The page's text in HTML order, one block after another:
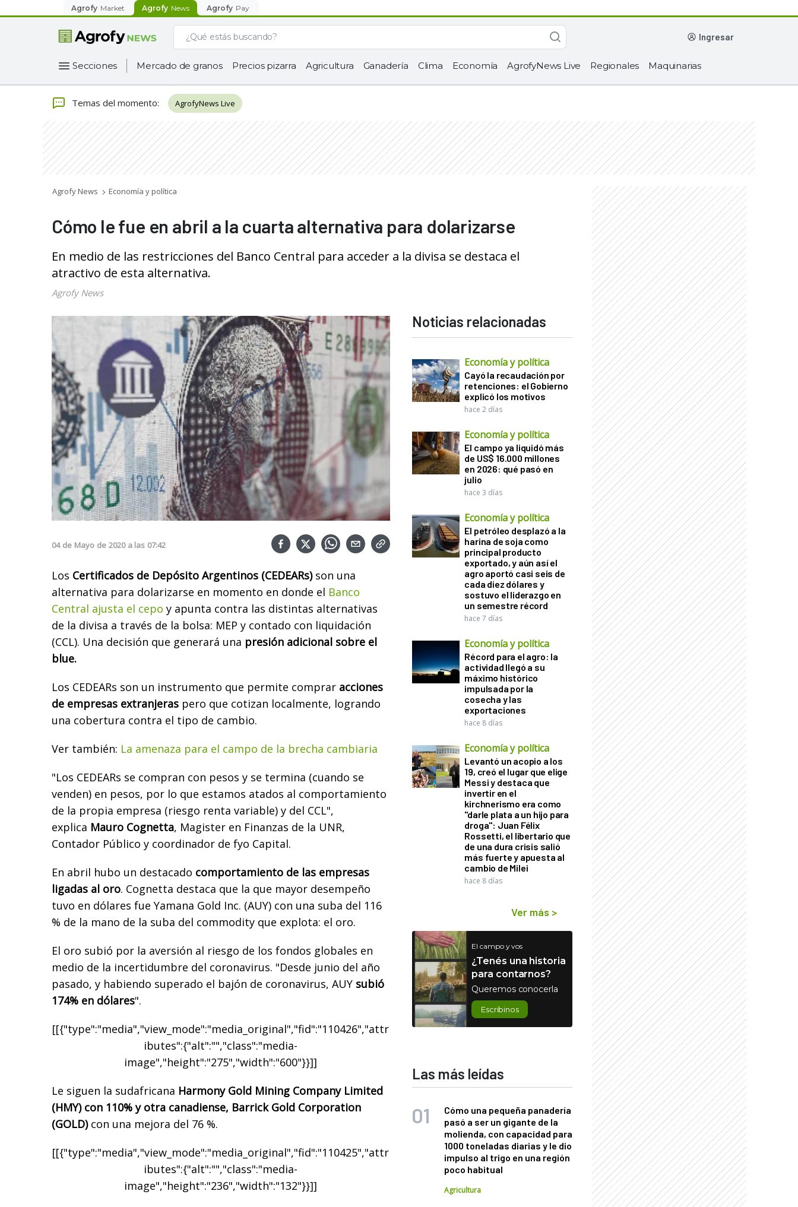
Agrofy Market Agrofy News Agrofy Pay
ingresar
Secciones Mercado de granos Precios pizarra Agricultura Ganadería Clima Economía AgrofyNews Live Regionales Maquinarias
Temas del momento: AgrofyNews Live
Agrofy News Economía y política
Cómo le fue en abril a la cuarta alternativa para dolarizarse
En medio de las restricciones del Banco Central para acceder a la divisa se destaca el
atractivo de esta alternativa.
Agrofy News
04 de Mayo de 2020 a las 07:42
Los Certificados de Depósito Argentinos (CEDEARs)son una
alternativa para dolarizarse en momento en donde el Banco
Central ajusta el cepo y apunta contra las distintas alternativas
de la divisa a través de la bolsa: MEP y contado con liquidación
(CCL). Una decisión que generará una presión adicional sobre el
blue.
Los CEDEARs son un instrumento que permite comprar acciones
de empresas extranjeras pero que cotizan localmente, logrando
una cobertura contra el tipo de cambio.
Ver también: La amenaza para el campo de la brecha cambiaria
"Los CEDEARs se compran con pesos y se termina (cuando se
venden) en pesos, por lo que estamos atados al comportamiento
de la propia empresa (riesgo renta variable) y del CCL",
explica Mauro Cognetta, Magister en Finanzas de la UNR,
Contador Público y coordinador de fyo Capital.
En abril hubo un destacado comportamiento de las empresas
ligadas al oro. Cognetta destaca que la que mayor desempeño
tuvo en dólares fue Yamana Gold Inc. (AUY) con una suba del 116
% de la mano de la suba del commodity que explota: el oro.
El oro subió por la aversión al riesgo de los fondos globales en
medio de la incertidumbre del coronavirus. "Desde junio del año
pasado, y habiendo superado el bajón de coronavirus, AUY subió
174% en dólares".
[[{"type":"media","view_mode":"media_original","fid":"110426","attr
ibutes":{"alt":"","class":"media-
image","height":"275","width":"600"}}]]
Le siguen la sudafricana Harmony Gold Mining Company Limited
(HMY) con 110% y otra canadiense, Barrick Gold Corporation
(GOLD)con una mejora del 76 %.
[[{"type":"media","view_mode":"media_original","fid":"110425","attr
ibutes":{"alt":"","class":"media-
image","height":"236","width":"132"}}]]
Noticias relacionadas
Economía y política
Cayó la recaudación por
retenciones: el Gobierno
explicó los motivos
hace 2 días
Economía y política
El campo ya liquidó más
de US$ 16.000 millones
en 2026: qué pasó en
julio
hace 3 días
Economía y política
El petróleo desplazó a la
harina de soja como
principal producto
exportado, y aún así el
agro aportó casi seis de
cada diez dólares y
sostuvo el liderazgo en
un semestre récord
hace 7 días
Economía y política
Récord para el agro: la
actividad llegó a su
máximo histórico
impulsada por la
cosecha y las
exportaciones
hace 8 días
Economía y política
Levantó un acopio a los
19, creó el lugar que elige
Messi y destaca que
invertir en el
kirchnerismo era como
"darle plata a un hijo para
droga": Juan Félix
Rossetti, el libertario que
de una dura crisis salió
más fuerte y apuesta al
cambio de Milei
hace 8 días
Ver más >
El campo y vos
¿Tenés una historia
para contarnos?
Queremos conocerla
Escribinos
Las más leídas
Cómo una pequeña panadería
pasó a ser un gigante de la
molienda, con capacidad para
1000 toneladas diarias y le dio
impulso al trigo en una región
poco habitual
Agricultura